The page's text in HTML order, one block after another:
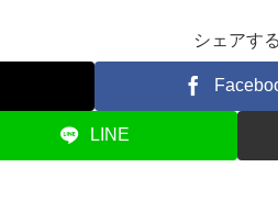
シェアする
LINE